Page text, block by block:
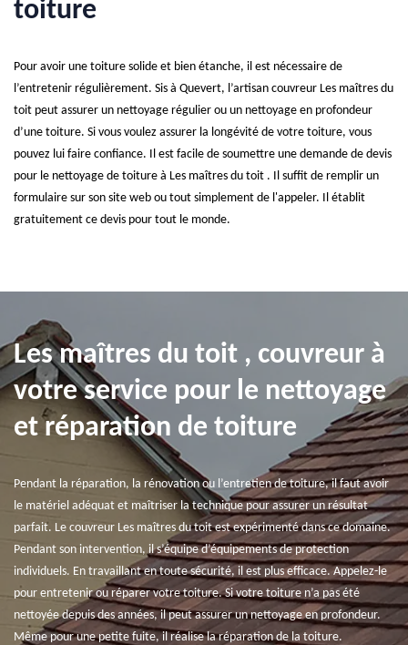
toiture
Pour avoir une toiture solide et bien étanche, il est nécessaire de
l’entretenir régulièrement. Sis à Quevert, l’artisan couvreur Les maîtres du
toit peut assurer un nettoyage régulier ou un nettoyage en profondeur
d’une toiture. Si vous voulez assurer la longévité de votre toiture, vous
pouvez lui faire confiance. Il est facile de soumettre une demande de devis
pour le nettoyage de toiture à Les maîtres du toit . Il suffit de remplir un
formulaire sur son site web ou tout simplement de l'appeler. Il établit
gratuitement ce devis pour tout le monde.
Les maîtres du toit , couvreur à
votre service pour le nettoyage
et réparation de toiture
Pendant la réparation, la rénovation ou l’entretien de toiture, il faut avoir
le matériel adéquat et maîtriser la technique pour assurer un résultat
parfait. Le couvreur Les maîtres du toit est expérimenté dans ce domaine.
Pendant son intervention, il s’équipe d’équipements de protection
individuels. En travaillant en toute sécurité, il est plus efficace. Appelez-le
pour entretenir ou réparer votre toiture. Si votre toiture n’a pas été
nettoyée depuis des années, il peut assurer un nettoyage en profondeur.
Même pour une petite fuite, il réalise la réparation de la toiture.